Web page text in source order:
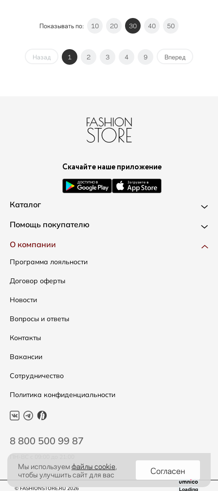
Показывать по: 10 20 30 40 50
Назад 1 2 3 4 9 Вперед
Скачайте наше приложение
Каталог
Новинки
Одежда
Сумки
Аксессуары
Распродажа
Подарочные сертификаты
Помощь покупателю
Доставка и оплата
Как оформить заказ
Условия возвратов
Таблица размеров
Уход за одеждой
О компании
Программа лояльности
Договор оферты
Новости
Вопросы и ответы
Контакты
Вакансии
Сотрудничество
Политика конфиденциальности
8 800 500 99 87
ПН-ВС с 09:00 до 21:00
© FASHIONSTORE.RU 2026
Мы используемфайлы cookie
чтобы улучшить сайт для вас Согласен
Loading